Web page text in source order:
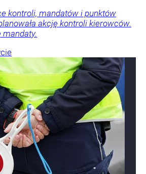
kontroli, mandatów i punktów
akcję kontroli kierowców.
mandaty.